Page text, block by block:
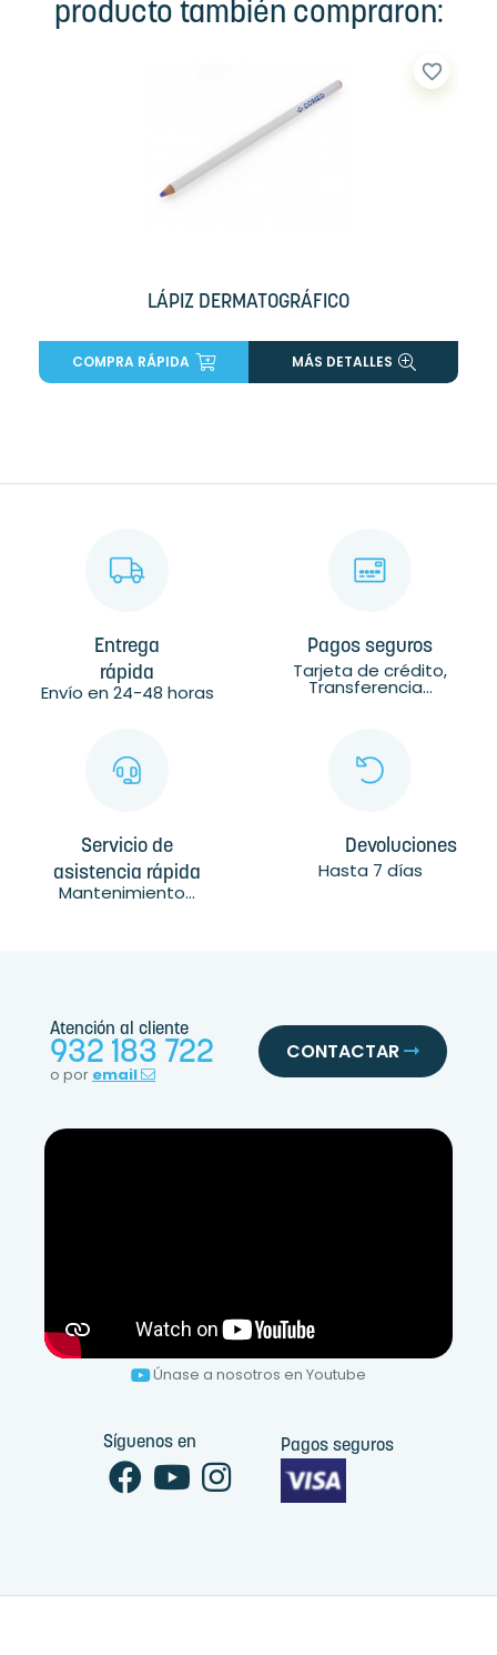
producto también compraron:
LÁPIZ DERMATOGRÁFICO
favorite_border
COMPRA RÁPIDA MÁS DETALLES
Entrega
rápida
Envío en 24-48 horas
Pagos seguros
Tarjeta de crédito,
Transferencia...
Servicio de
asistencia rápida
Mantenimiento...
Devoluciones
Hasta 7 días
Atención al cliente
932 183 722
o por email
CONTACTAR
Únase a nosotros en Youtube
Síguenos en Pagos seguros